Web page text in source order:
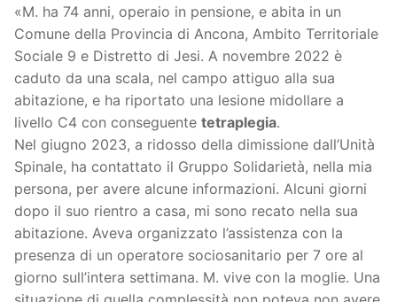
«M. ha 74 anni, operaio in pensione, e abita in un
Comune della Provincia di Ancona, Ambito Territoriale
Sociale 9 e Distretto di Jesi. A novembre 2022 è
caduto da una scala, nel campo attiguo alla sua
abitazione, e ha riportato una lesione midollare a
livello C4 con conseguente tetraplegia.
Nel giugno 2023, a ridosso della dimissione dall’Unità
Spinale, ha contattato il Gruppo Solidarietà, nella mia
persona, per avere alcune informazioni. Alcuni giorni
dopo il suo rientro a casa, mi sono recato nella sua
abitazione. Aveva organizzato l’assistenza con la
presenza di un operatore sociosanitario per 7 ore al
giorno sull’intera settimana. M. vive con la moglie. Una